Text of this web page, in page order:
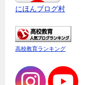
にほんブログ村
高校教育ランキング